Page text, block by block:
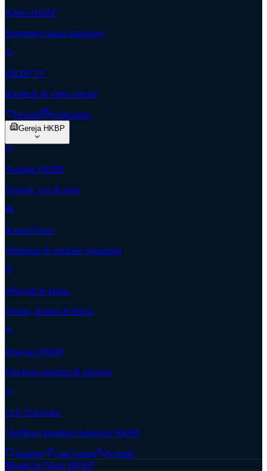
Radio HKBP
Streaming siaran langsung
HKBP TV
Khotbah & video rohani
Donasi Kolportase
Gereja HKBP
Tentang HKBP
Sejarah, visi & misi
Kantor Pusat
Pimpinan & struktur organisasi
Wilayah & Huria
Distrik, Resort & Huria
Pelayan HKBP
Direktori pendeta & pelayan
Cek Dokumen
Verifikasi keaslian dokumen HKBP
Aspirasi Cari Gereja
Kontak
Masuk ke Akun HKBP